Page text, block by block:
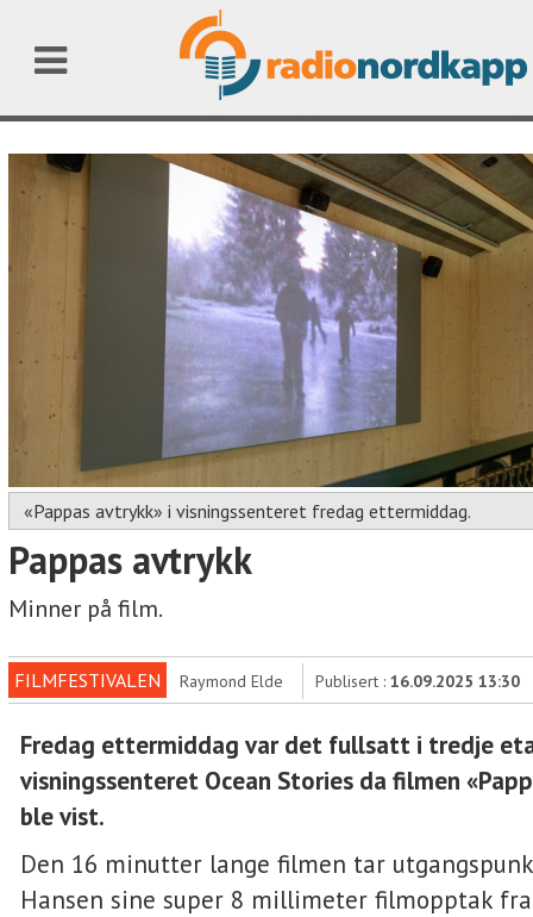
«Pappas avtrykk» i visningssenteret fredag ettermiddag.
Pappas avtrykk
Minner på film.
FILMFESTIVALEN Raymond Elde Publisert : 16.09.2025 13:30
Fredag ettermiddag var det fullsatt i tredje
visningssenteret Ocean Stories da filmen
ble vist.
Den 16 minutter lange filmen tar
Hansen sine super 8 millimeter filmopptak fra